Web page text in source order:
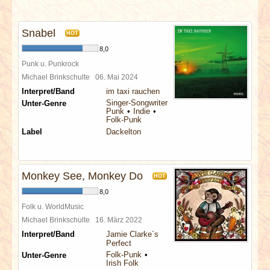
SPECIALS
REDAKTION
LINKS
Snabel HOT
8,0
Punk u. Punkrock
Michael Brinkschulte 06. Mai 2024
Interpret/Band
im taxi rauchen
Unter-Genre
Singer-Songwriter
Punk
Indie
Folk-Punk
Label
Dackelton
Monkey See, Monkey Do HOT
8,0
Folk u. WorldMusic
Michael Brinkschulte 16. März 2022
Interpret/Band
Jamie Clarke´s
Perfect
Unter-Genre
Folk-Punk
Irish Folk